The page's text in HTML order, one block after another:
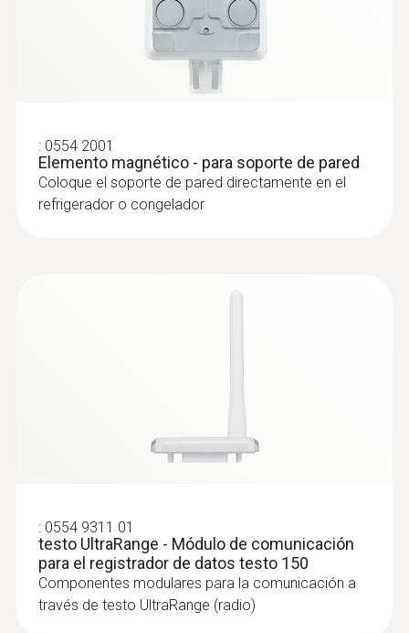
Sondas de temperatura
: 0554 2001
Elemento magnético - para soporte de pared
Coloque el soporte de pared directamente en el
refrigerador o congelador
: 0554 9311 01
testo UltraRange - Módulo de comunicación
para el registrador de datos testo 150
Componentes modulares para la comunicación a
través de testo UltraRange (radio)